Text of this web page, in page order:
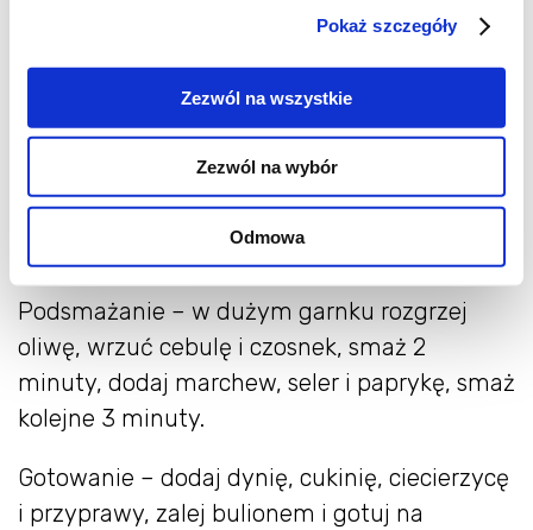
Pokaż szczegóły
Zezwól na wszystkie
Zezwól na wybór
Odmowa
Jak przygotować zupę
warzywną z ciecierzycą II?
Przygotowanie warzyw – marchew, cukinię,
seler naciowy, dynię i paprykę pokrój w
kostkę [ lub plasterki ]cebulę drobno posiekaj.
Podsmażanie – w dużym garnku rozgrzej
oliwę, wrzuć cebulę i czosnek, smaż 2
minuty, dodaj marchew, seler i paprykę, smaż
kolejne 3 minuty.
Gotowanie – dodaj dynię, cukinię, ciecierzycę
i przyprawy, zalej bulionem i gotuj na